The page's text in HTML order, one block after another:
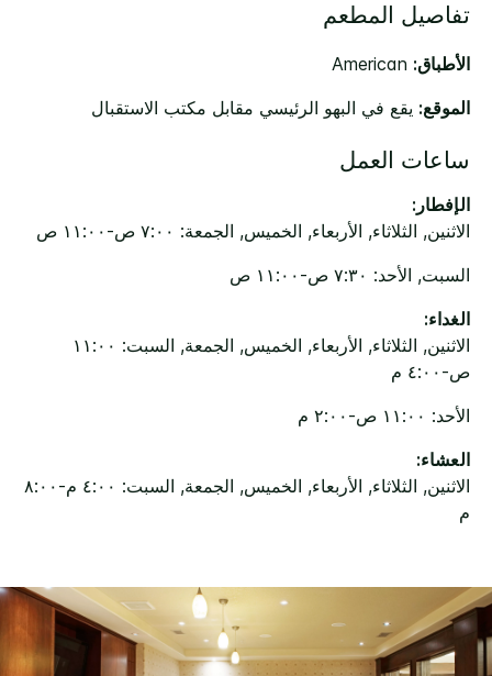
تفاصيل المطعم
الأطباق:
الموقع: يقع في البهو الرئيسي مقابل مكتب الاستقبال
ساعات العمل
الإفطار:
الاثنين, الثلاثاء, الأربعاء, الخميس, الجمعة: ٧:٠٠ ص-١١:٠٠ ص
السبت, الأحد: ٧:٣٠ ص-١١:٠٠ ص
الغداء:
الاثنين, الثلاثاء, الأربعاء, الخميس, الجمعة, السبت: ١١:٠٠
ص-٤:٠٠ م
الأحد: ١١:٠٠ ص-٢:٠٠ م
العشاء:
الاثنين, الثلاثاء, الأربعاء, الخميس, الجمعة, السبت: ٤:٠٠ م-٨:٠٠
م